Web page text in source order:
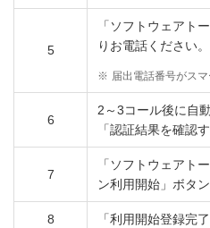
5
「ソフトウェアト
りお電話ください。
※ 届出電話番号がス
6
2～3コール後に自
「認証結果を確認
7
「ソフトウェアト
ン利用開始」ボタ
8 「利用開始登録完